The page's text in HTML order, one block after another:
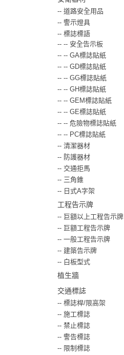
-- 道路安全用品
-- 警示燈具
-- 標誌標語
-- -- 安全告示板
-- -- GA標誌貼紙
-- -- GD標誌貼紙
-- -- GG標誌貼紙
-- -- GH標誌貼紙
-- -- GEM標誌貼紙
-- -- GE標誌貼紙
-- -- 危險物標誌貼紙
-- -- PC標誌貼紙
-- 清潔器材
-- 防護器材
-- 交通拒馬
-- 三角錐
-- 日式A字架
工程告示牌
-- 巨額以上工程告示牌
-- 巨額工程告示牌
-- 一般工程告示牌
-- 建築告示牌
-- 白板型式
植生牆
交通標誌
-- 標誌桿/限高架
-- 施工標誌
-- 禁止標誌
-- 警告標誌
-- 限制標誌